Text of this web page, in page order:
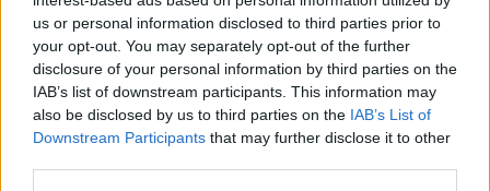
us or personal information disclosed to third parties prior to
your opt-out. You may separately opt-out of the further
disclosure of your personal information by third parties on the
IAB’s list of downstream participants. This information may
also be disclosed by us to third parties on the IAB’s List of
Downstream Participants that may further disclose it to other
mozitermek sötétjében: